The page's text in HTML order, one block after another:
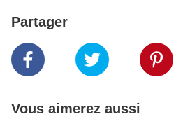
Partager
Vous aimerez aussi